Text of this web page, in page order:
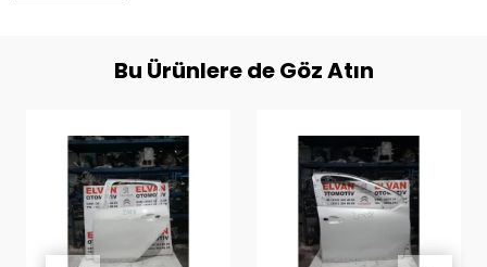
Bu Ürünlere de Göz Atın